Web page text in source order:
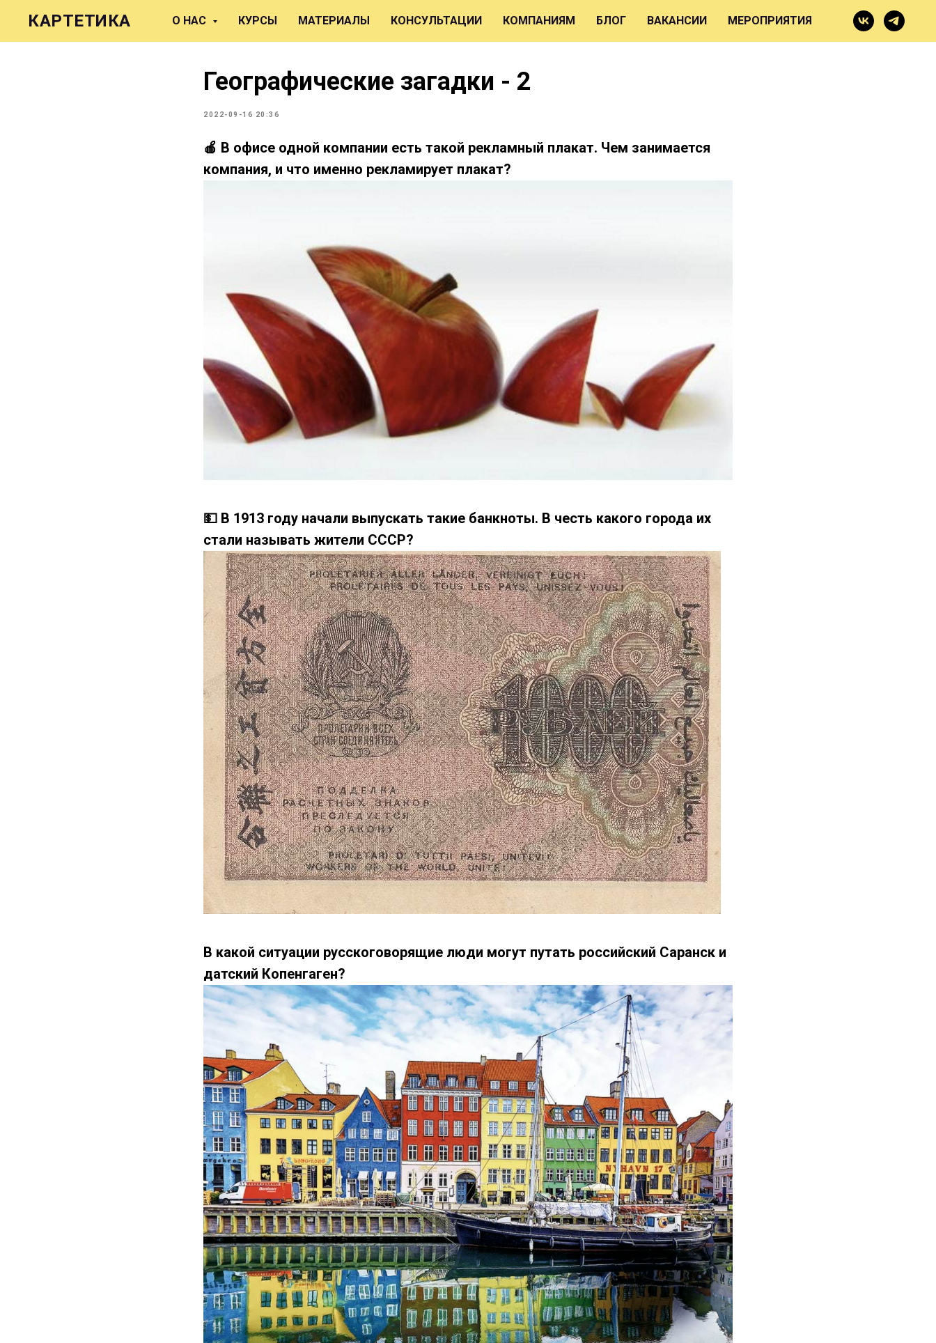
КАРТЕТИКА О НАС КУРСЫ МАТЕРИАЛЫ КОНСУЛЬТАЦИИ КОМПАНИЯМ БЛОГ ВАКАНСИИ МЕРОПРИЯТИЯ
Географические загадки - 2
2022-09-16 20:36
🍎 В офисе одной компании есть такой рекламный плакат. Чем занимается
компания, и что именно рекламирует плакат?
💵 В 1913 году начали выпускать такие банкноты. В честь какого города их
стали называть жители СССР?
В какой ситуации русскоговорящие люди могут путать российский Саранск и
датский Копенгаген?